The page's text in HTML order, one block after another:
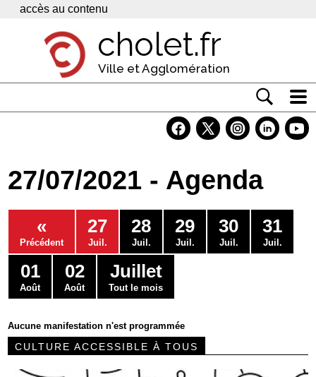
Panneau de gestion des cookies
accès au contenu
cholet.fr
Ville et Agglomération
Economie
Services
Contacts
27/07/2021 - Agenda
«
Précédent
27
Juil.
28
Juil.
29
Juil.
30
Juil.
31
Juil.
01
Août
02
Août
Juillet
Tout le mois
Aucune manifestation n'est programmée
CULTURE ACCESSIBLE À TOUS